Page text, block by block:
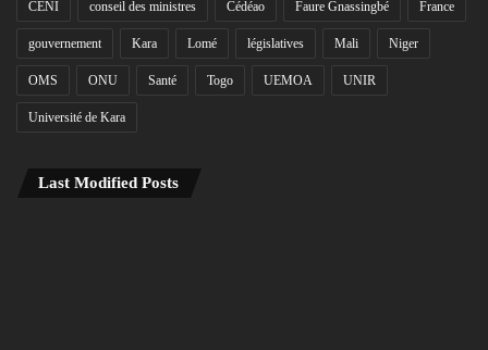
CENI conseil des ministres Cédéao Faure Gnassingbé France
gouvernement Kara Lomé législatives Mali Niger
OMS ONU Santé Togo UEMOA UNIR
Université de Kara
Last Modified Posts